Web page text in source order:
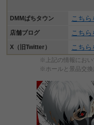
DMMぱちタウン
こち
店舗ブログ こち
X（旧Twitter） こち
※上記の情報におい
※ホールと景品交換